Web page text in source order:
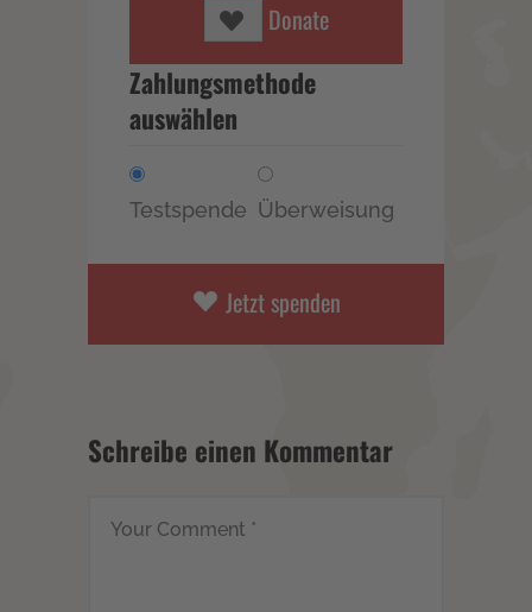
Donate
Zahlungsmethode
auswählen
Testspende Überweisung
Jetzt spenden
Schreibe einen Kommentar